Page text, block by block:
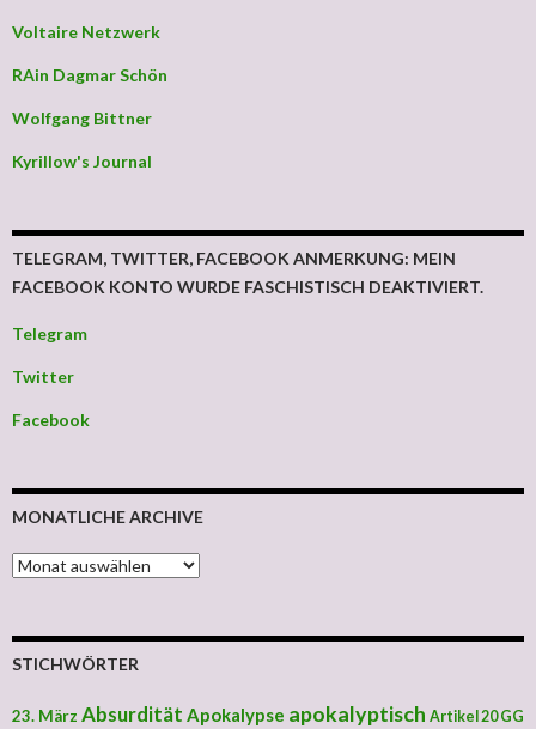
Voltaire Netzwerk
RAin Dagmar Schön
Wolfgang Bittner
Kyrillow's Journal
TELEGRAM, TWITTER, FACEBOOK ANMERKUNG: MEIN
FACEBOOK KONTO WURDE FASCHISTISCH DEAKTIVIERT.
Telegram
Twitter
Facebook
MONATLICHE ARCHIVE
MONATLICHE ARCHIVE
STICHWÖRTER
23. März Absurdität Apokalypse apokalyptisch Artikel 20 GG